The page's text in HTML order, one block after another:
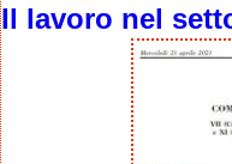
Il lavoro nel